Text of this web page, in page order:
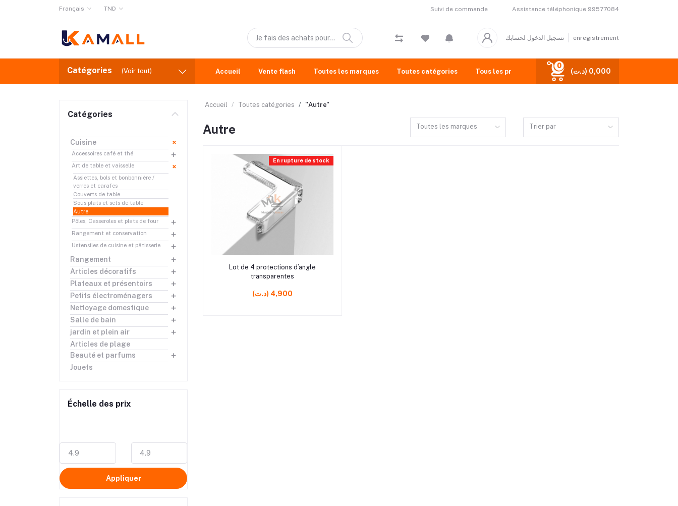
Français TND Suivi de commande Assistance téléphonique 99577084
تسجيل الدخول لحسابك enregistrement
Catégories (Voir tout) Accueil Vente flash Toutes les marques Toutes catégories Tous les produits
0
(د.ت) 0,000
Catégories
Cuisine
Accessoires café et thé
Art de table et vaisselle
Assiettes, bols et bonbonnière /
verres et carafes
Couverts de table
Sous plats et sets de table
Autre
Pôles, Casseroles et plats de four
Rangement et conservation
Ustensiles de cuisine et pâtisserie
Rangement
Articles décoratifs
Plateaux et présentoirs
Petits électroménagers
Nettoyage domestique
Salle de bain
jardin et plein air
Articles de plage
Beauté et parfums
Jouets
Échelle des prix
Appliquer
Accueil Toutes catégories "Autre"
Autre Toutes les marques Trier par
En rupture de stock
Ajouter au panier
Lot de 4 protections d’angle
transparentes
(د.ت) 4,900